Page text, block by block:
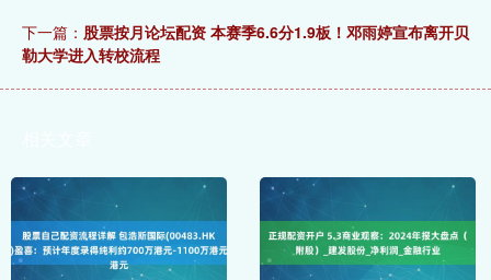
下一篇： 股票按月论坛配资 本赛季6.6分1.9板！邓雨婷宣布离开贝
勒大学进入转校流程